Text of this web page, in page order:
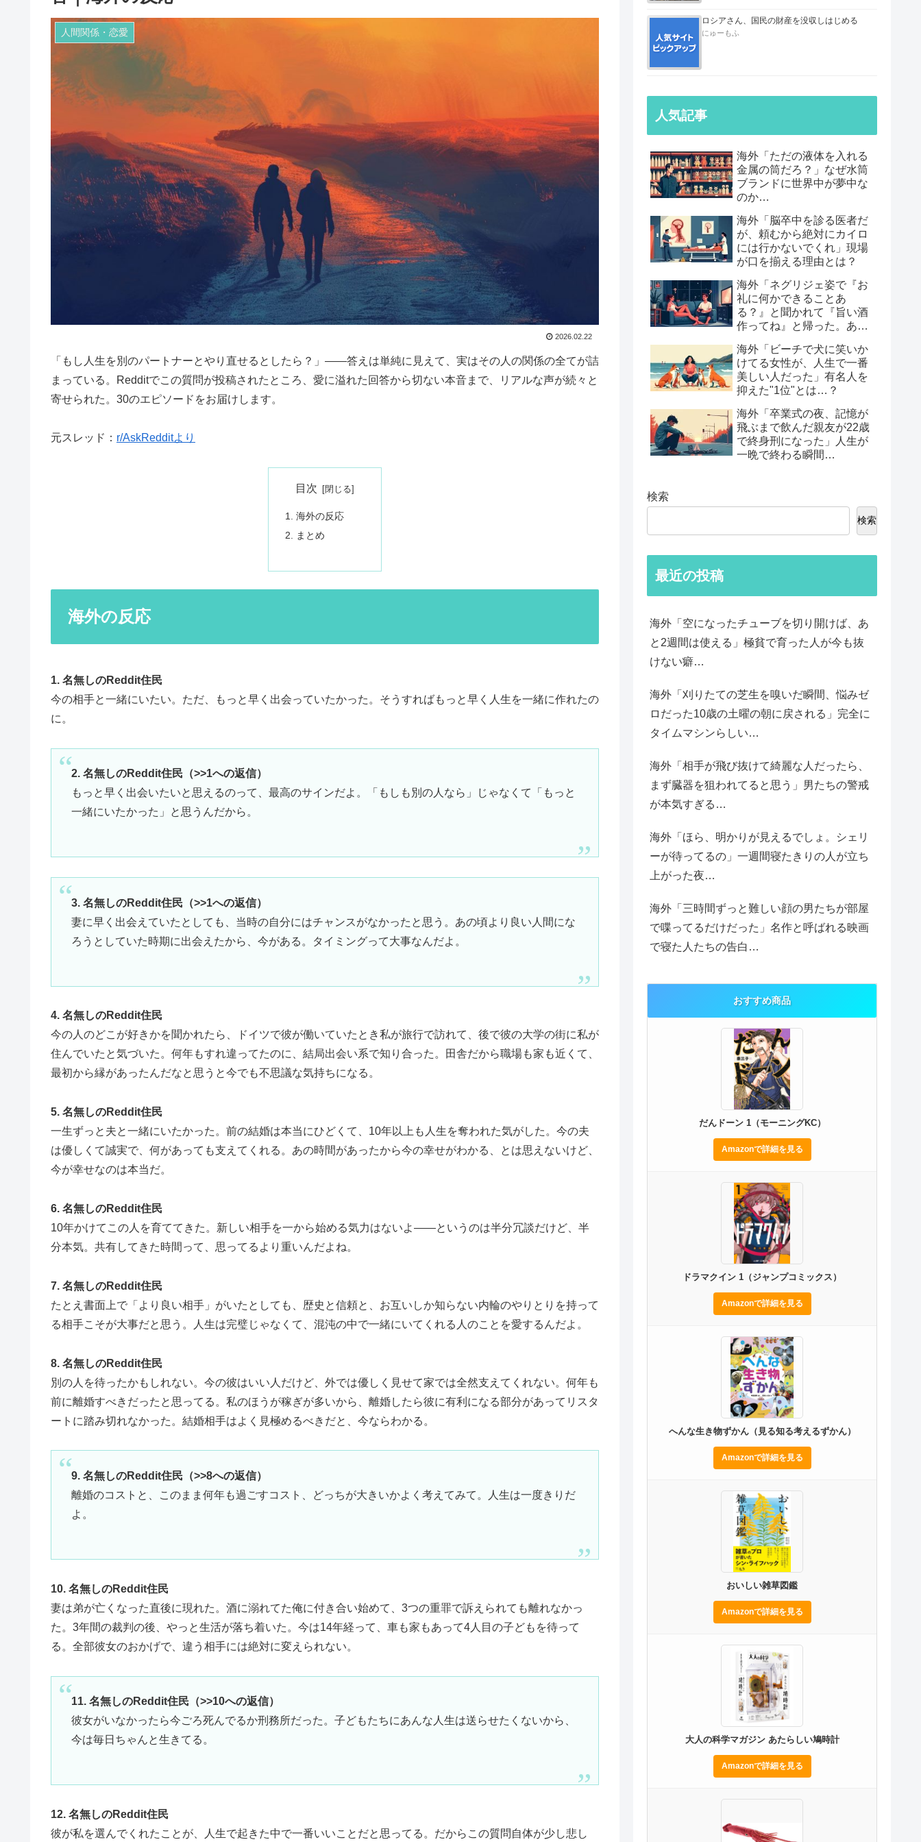
人間関係・恋愛
2026.02.22
「もし人生を別のパートナーとやり直せるとしたら？」——答えは単純に見えて、実はその人の関係の全てが詰
まっている。Redditでこの質問が投稿されたところ、愛に溢れた回答から切ない本音まで、リアルな声が続々と
寄せられた。30のエピソードをお届けします。
元スレッド： r/AskRedditより
目次
海外の反応
まとめ
海外の反応
1. 名無しのReddit住民
今の相手と一緒にいたい。ただ、もっと早く出会っていたかった。そうすればもっと早く人生を一緒に作れたの
に。
2. 名無しのReddit住民（>>1への返信）
もっと早く出会いたいと思えるのって、最高のサインだよ。「もしも別の人なら」じゃなくて「もっと
一緒にいたかった」と思うんだから。
3. 名無しのReddit住民（>>1への返信）
妻に早く出会えていたとしても、当時の自分にはチャンスがなかったと思う。あの頃より良い人間にな
ろうとしていた時期に出会えたから、今がある。タイミングって大事なんだよ。
4. 名無しのReddit住民
今の人のどこが好きかを聞かれたら、ドイツで彼が働いていたとき私が旅行で訪れて、後で彼の大学の街に私が
住んでいたと気づいた。何年もすれ違ってたのに、結局出会い系で知り合った。田舎だから職場も家も近くて、
最初から縁があったんだなと思うと今でも不思議な気持ちになる。
5. 名無しのReddit住民
一生ずっと夫と一緒にいたかった。前の結婚は本当にひどくて、10年以上も人生を奪われた気がした。今の夫
は優しくて誠実で、何があっても支えてくれる。あの時間があったから今の幸せがわかる、とは思えないけど、
今が幸せなのは本当だ。
6. 名無しのReddit住民
10年かけてこの人を育ててきた。新しい相手を一から始める気力はないよ——というのは半分冗談だけど、半
分本気。共有してきた時間って、思ってるより重いんだよね。
7. 名無しのReddit住民
たとえ書面上で「より良い相手」がいたとしても、歴史と信頼と、お互いしか知らない内輪のやりとりを持って
る相手こそが大事だと思う。人生は完璧じゃなくて、混沌の中で一緒にいてくれる人のことを愛するんだよ。
8. 名無しのReddit住民
別の人を待ったかもしれない。今の彼はいい人だけど、外では優しく見せて家では全然支えてくれない。何年も
前に離婚すべきだったと思ってる。私のほうが稼ぎが多いから、離婚したら彼に有利になる部分があってリスタ
ートに踏み切れなかった。結婚相手はよく見極めるべきだと、今ならわかる。
9. 名無しのReddit住民（>>8への返信）
離婚のコストと、このまま何年も過ごすコスト、どっちが大きいかよく考えてみて。人生は一度きりだ
よ。
10. 名無しのReddit住民
妻は弟が亡くなった直後に現れた。酒に溺れてた俺に付き合い始めて、3つの重罪で訴えられても離れなかっ
た。3年間の裁判の後、やっと生活が落ち着いた。今は14年経って、車も家もあって4人目の子どもを待って
る。全部彼女のおかげで、違う相手には絶対に変えられない。
11. 名無しのReddit住民（>>10への返信）
彼女がいなかったら今ごろ死んでるか刑務所だった。子どもたちにあんな人生は送らせたくないから、
今は毎日ちゃんと生きてる。
12. 名無しのReddit住民
彼が私を選んでくれたことが、人生で起きた中で一番いいことだと思ってる。だからこの質問自体が少し悲し
ロシアさん、国民の財産を没収しはじめる
にゅーもふ
人気記事
海外「ただの液体を入れる
金属の筒だろ？」なぜ水筒
ブランドに世界中が夢中な
のか…
海外「脳卒中を診る医者だ
が、頼むから絶対にカイロ
には行かないでくれ」現場
が口を揃える理由とは？
海外「ネグリジェ姿で『お
礼に何かできることあ
る？』と聞かれて『旨い酒
作ってね』と帰った。あれ
る男たちの後悔談…
海外「ビーチで犬に笑いか
けてる女性が、人生で一番
美しい人だった」有名人を
抑えた"1位"とは…？
海外「卒業式の夜、記憶が
飛ぶまで飲んだ親友が22歳
で終身刑になった」人生が
一晩で終わる瞬間…
検索
検索
最近の投稿
海外「空になったチューブを切り開けば、あ
と2週間は使える」極貧で育った人が今も抜
けない癖…
海外「刈りたての芝生を嗅いだ瞬間、悩みゼ
ロだった10歳の土曜の朝に戻される」完全に
タイムマシンらしい…
海外「相手が飛び抜けて綺麗な人だったら、
まず臓器を狙われてると思う」男たちの警戒
が本気すぎる…
海外「ほら、明かりが見えるでしょ。シェリ
ーが待ってるの」一週間寝たきりの人が立ち
上がった夜…
海外「三時間ずっと難しい顔の男たちが部屋
で喋ってるだけだった」名作と呼ばれる映画
で寝た人たちの告白…
おすすめ商品
だんドーン 1（モーニングKC）
Amazonで詳細を見る
ドラマクイン 1（ジャンプコミックス）
Amazonで詳細を見る
へんな生き物ずかん（見る知る考えるずかん）
Amazonで詳細を見る
おいしい雑草図鑑
Amazonで詳細を見る
大人の科学マガジン あたらしい鳩時計
Amazonで詳細を見る